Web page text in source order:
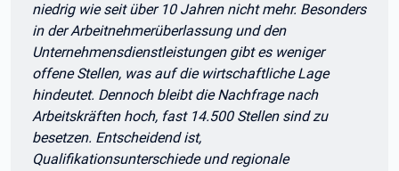
niedrig wie seit über 10 Jahren nicht mehr. Besonders
in der Arbeitnehmerüberlassung und den
Unternehmensdienstleistungen gibt es weniger
offene Stellen, was auf die wirtschaftliche Lage
hindeutet. Dennoch bleibt die Nachfrage nach
Arbeitskräften hoch, fast 14.500 Stellen sind zu
besetzen. Entscheidend ist,
Qualifikationsunterschiede und regionale